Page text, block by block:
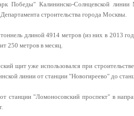
Победы" Калининско-Солнцевской линии
строительства города Москвы.
длиной 4914 метров (из них в 2013
250 метров в месяц.
щит уже использовался при
линии от станции "Новогиреево" до
станции "Ломоносовский проспект" в